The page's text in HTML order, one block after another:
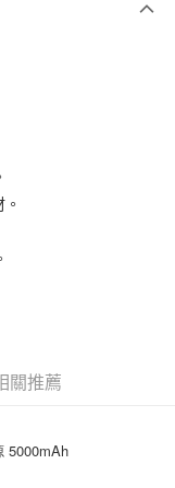
關推薦
5000mAh